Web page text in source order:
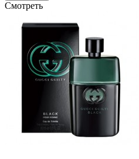
Смотреть